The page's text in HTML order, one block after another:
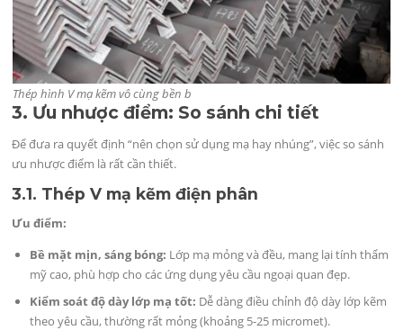
Thép hình V mạ kẽm vô cùng bền b
3. Ưu nhược điểm: So sánh chi tiết
Để đưa ra quyết định “nên chọn sử dụng mạ hay nhúng”, việc so sánh
ưu nhược điểm là rất cần thiết.
3.1. Thép V mạ kẽm điện phân
Ưu điểm:
Bề mặt mịn, sáng bóng: Lớp mạ mỏng và đều, mang lại tính thẩm
mỹ cao, phù hợp cho các ứng dụng yêu cầu ngoại quan đẹp.
Kiểm soát độ dày lớp mạ tốt: Dễ dàng điều chỉnh độ dày lớp kẽm
theo yêu cầu, thường rất mỏng (khoảng 5-25 micromet).